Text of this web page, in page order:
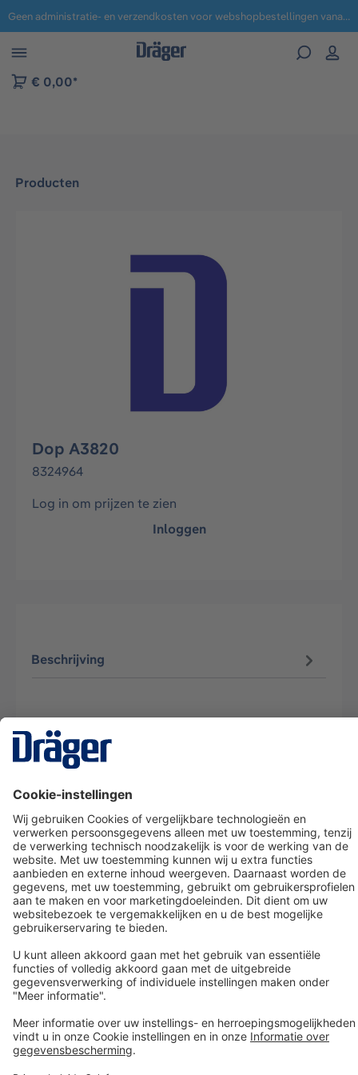
naar navigatie B2B-platform Geen administratie- en verzendkosten voor webshopbestellingen vanaf € 100,-.
€ 0,00*
Producten
Afbeeldingengalerij overslaan
Dop A3820
8324964
Log in om prijzen te zien
Inloggen
Beschrijving
Dräger klantenservice
Over Dräger
Bestellen in onze webshop
Community